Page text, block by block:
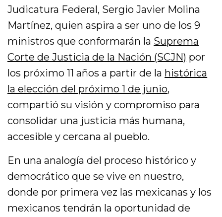
Judicatura Federal, Sergio Javier Molina
Martínez, quien aspira a ser uno de los 9
ministros que conformarán la Suprema
Corte de Justicia de la Nación (SCJN) por
los próximo 11 años a partir de la histórica
la elección del próximo 1 de junio,
compartió su visión y compromiso para
consolidar una justicia más humana,
accesible y cercana al pueblo.
En una analogía del proceso histórico y
democrático que se vive en nuestro,
donde por primera vez las mexicanas y los
mexicanos tendrán la oportunidad de